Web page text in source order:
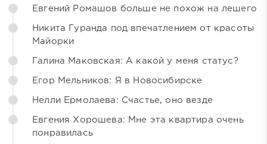
Евгений Ромашов больше не похож на лешего
Никита Гуранда под впечатлением от красоты
Майорки
Галина Маковская: А какой у меня статус?
Егор Мельников: Я в Новосибирске
Нелли Ермолаева: Счастье, оно везде
Евгения Хорошева: Мне эта квартира очень
понравилась